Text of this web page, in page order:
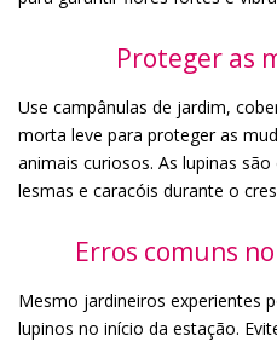
Proteger as
Use campânulas de jardim,
morta leve para proteger as
animais curiosos. As lupinas
lesmas e caracóis durante o
Erros comuns
Mesmo jardineiros experientes
lupinos no início da estação.